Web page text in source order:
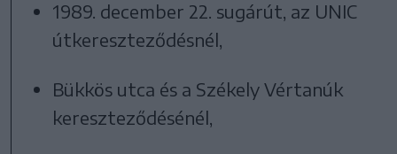
1989. december 22. sugárút, az UNIC
útkereszteződésnél,
Bükkös utca és a Székely Vértanúk
kereszteződésénél,